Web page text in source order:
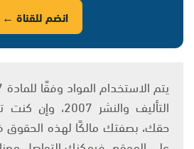
انضم للقناة ←
التأليف والنشر
حقك، بصفتك مالكًا لهذه الحقوق